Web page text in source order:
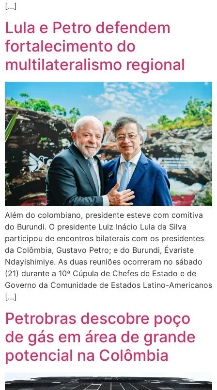
[…]
Lula e Petro defendem
fortalecimento do
multilateralismo regional
Além do colombiano, presidente esteve com comitiva
do Burundi. O presidente Luiz Inácio Lula da Silva
participou de encontros bilaterais com os presidentes
da Colômbia, Gustavo Petro; e do Burundi, Évariste
Ndayishimiye. As duas reuniões ocorreram no sábado
(21) durante a 10ª Cúpula de Chefes de Estado e de
Governo da Comunidade de Estados Latino-Americanos
[…]
Petrobras descobre poço
de gás em área de grande
potencial na Colômbia